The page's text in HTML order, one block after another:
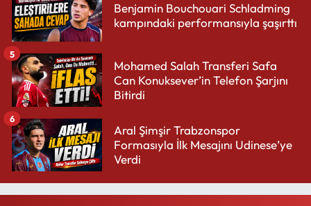
Benjamin Bouchouari Schladming
kampındaki performansıyla şaşırttı
Mohamed Salah Transferi Safa
Can Konuksever’in Telefon Şarjını
Bitirdi
5
Aral Şimşir Trabzonspor
Formasıyla İlk Mesajını Udinese’ye
Verdi
6